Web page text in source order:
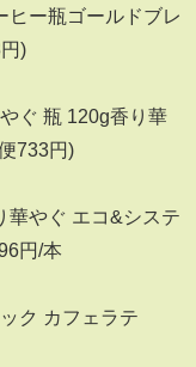
ヒー瓶ゴールドブレ
)
ぐ 瓶 120g香り華
733円)
華やぐ エコ&システ
円/本
ク カフェラテ